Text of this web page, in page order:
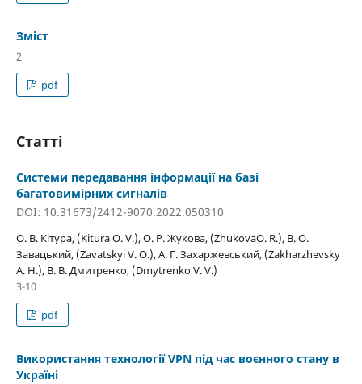
Зміст
2
pdf
Статті
Системи передавання інформації на базі
багатовимірних сигналів
DOI: 10.31673/2412-9070.2022.050310
О. В. Кітура, (Kitura O. V.), О. Р. Жукова, (ZhukovaО. R.), В. О.
Завацький, (Zavatskyi V. О.), А. Г. Захаржевський, (Zakharzhevsky
A. H.), В. В. Дмитренко, (Dmytrenko V. V.)
3-10
pdf
Використання технології VPN під час воєнного стану в
Україні